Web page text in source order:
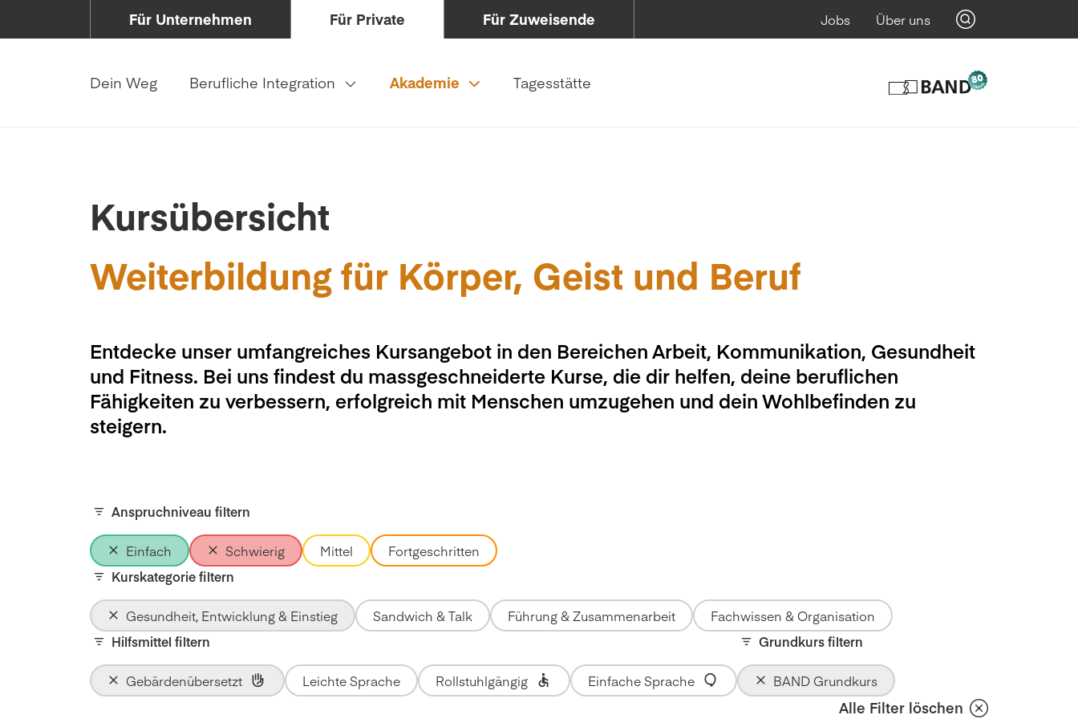
Für Unternehmen Für Private Für Zuweisende Jobs Über uns
Dein Weg Berufliche Integration Akademie Tagesstätte
Kursübersicht
Weiterbildung für Körper, Geist und Beruf
Entdecke unser umfangreiches Kursangebot in den Bereichen Arbeit, Kommunikation, Gesundheit
und Fitness. Bei uns findest du massgeschneiderte Kurse, die dir helfen, deine beruflichen
Fähigkeiten zu verbessern, erfolgreich mit Menschen umzugehen und dein Wohlbefinden zu
steigern.
Anspruchniveau filtern
Einfach Schwierig Mittel
Fortgeschritten
Kurskategorie filtern
Gesundheit, Entwicklung & Einstieg Sandwich & Talk Führung & Zusammenarbeit
Fachwissen & Organisation
Hilfsmittel filtern
Gebärdenübersetzt Leichte Sprache Rollstuhlgängig Einfache Sprache
Grundkurs filtern
BAND Grundkurs
Alle Filter löschen